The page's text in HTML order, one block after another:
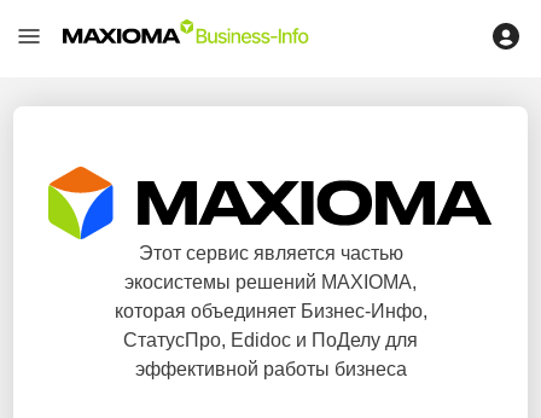
Этот сервис является частью
экосистемы решений MAXIOMA,
которая объединяет Бизнес-Инфо,
СтатусПро, Edidoc и ПоДелу для
эффективной работы бизнеса